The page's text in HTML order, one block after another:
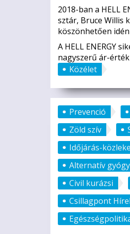
2018-ban a HELL
sztár, Bruce Willis
köszönhetően
A HELL ENERGY
nagyszerű ár-
Közélet
Prevenció
Zöld szív
Időjárás-
Alternatív
Civil kurázsi
Csillagpont